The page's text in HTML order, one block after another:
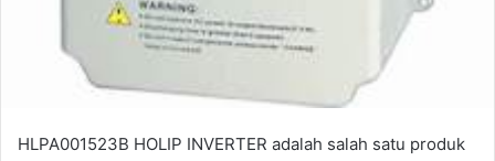
HLPA001523B HOLIP INVERTER adalah salah satu produk